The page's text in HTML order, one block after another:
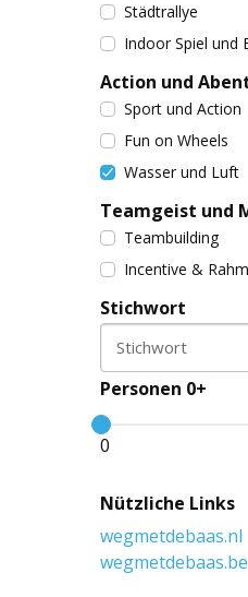
Städtrallye
Indoor Spiel und
Action und
Sport und Action
Fun on Wheels
Wasser und Luft
Teamgeist und
Teambuilding
Incentive &
Stichwort
Stichwort
Personen 0+
0
Nützliche Links
wegmetdebaas.nl
wegmetdebaas.be